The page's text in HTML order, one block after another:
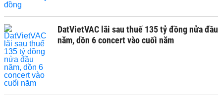
DatVietVAC lãi sau thuế 135 tỷ đồng nửa đầu
năm, dồn 6 concert vào cuối năm